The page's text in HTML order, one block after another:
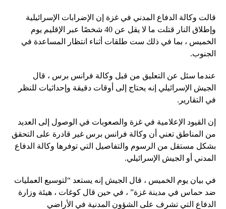
قالت وكالة الدفاع المدني في غزة إن الإضرابات الإسرائيلية
وإطلاق النار قتلت ما لا يقل عن 40 شخصًا عبر الإقليم يوم
الخميس ، بما في ذلك ست طلقات أثناء انتظار المساعدة في
الجنوب.
عندما سئل عن التعليق من قبل وكالة فرانس برس ، قال
الجيش الإسرائيلي إنه يحتاج إلى أوقات دقيقة وإحداثيات للنظر
في التقارير.
إن القيود الإعلامية في غزة والصعوبات في الوصول إلى العديد
من المناطق تعني أن وكالة فرانس برس غير قادرة على التحقق
بشكل مستقل من الرسوم والتفاصيل التي توفرها وكالة الدفاع
المدني أو الجيش الإسرائيلي.
في بيان يوم الخميس ، قال الجيش إنه يستعد “لتوسيع العمليات
ضد حماس في مدينة غزة” ، في حين قال كوغات ، هيئة وزارة
الدفاع التي تشرف على الشؤون المدنية في الأراضي